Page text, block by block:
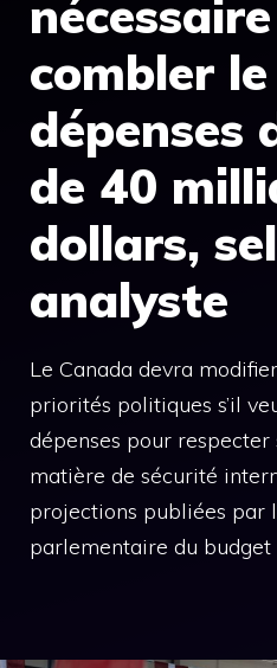
combler
dépenses
de 40
dollars,
analyste
Le Canada devra
priorités politiques s’il
dépenses pour
matière de sécurité
projections publiées par
parlementaire du